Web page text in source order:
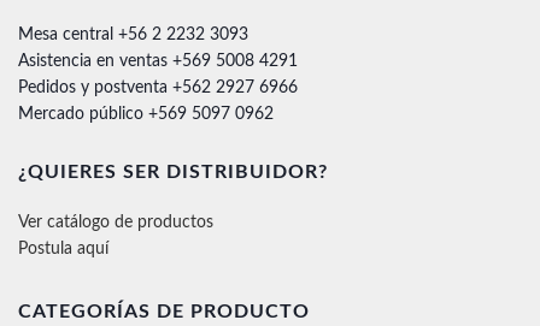
Mesa central +56 2 2232 3093
Asistencia en ventas +569 5008 4291
Pedidos y postventa +562 2927 6966
Mercado público +569 5097 0962
¿QUIERES SER DISTRIBUIDOR?
Ver catálogo de productos
Postula aquí
CATEGORÍAS DE PRODUCTO